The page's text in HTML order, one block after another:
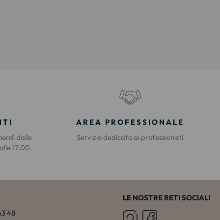
dalle
17.00.
AREA PROFESSIONALE
Servizio dedicato ai professionisti
48
LE NOSTRE RETI SOCIALI